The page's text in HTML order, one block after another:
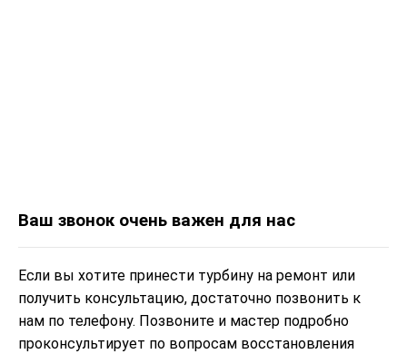
Ваш звонок очень важен для нас
Если вы хотите принести турбину на ремонт или
получить консультацию, достаточно позвонить к
нам по телефону. Позвоните и мастер подробно
проконсультирует по вопросам восстановления